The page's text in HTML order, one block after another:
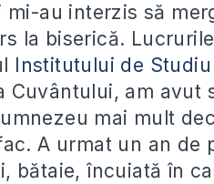
mi-au interzis să
la biserică.
Institutului de
Cuvântului, am avut
mai mult
A urmat un an de
bătaie, încuiată în